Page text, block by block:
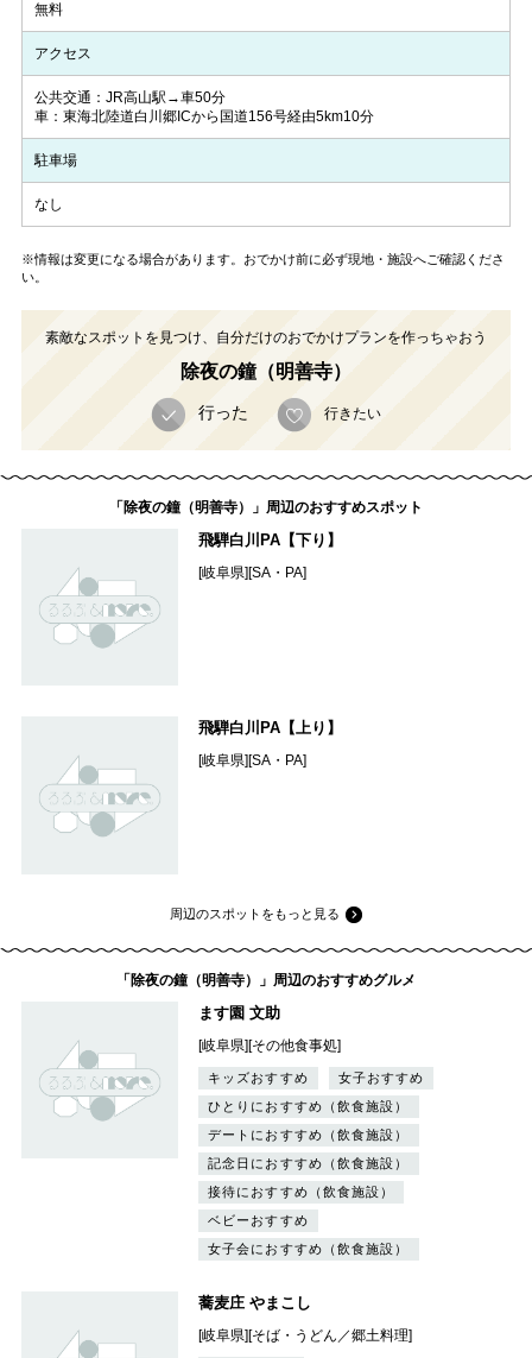
無料
アクセス
公共交通：JR高山駅→車50分
車：東海北陸道白川郷ICから国道156号経由5km10分
駐車場
なし
※情報は変更になる場合があります。おでかけ前に必ず現地・施設へご確認くださ
い。
素敵なスポットを見つけ、自分だけのおでかけプランを作っちゃおう
除夜の鐘（明善寺）
行った 行きたい
「除夜の鐘（明善寺）」周辺のおすすめスポット
飛騨白川PA【下り】
[岐阜県][SA・PA]
飛騨白川PA【上り】
[岐阜県][SA・PA]
周辺のスポットをもっと見る
「除夜の鐘（明善寺）」周辺のおすすめグルメ
ます園 文助
[岐阜県][その他食事処]
キッズおすすめ
女子おすすめ
ひとりにおすすめ（飲食施設）
デートにおすすめ（飲食施設）
記念日におすすめ（飲食施設）
接待におすすめ（飲食施設）
ベビーおすすめ
女子会におすすめ（飲食施設）
蕎麦庄 やまこし
[岐阜県][そば・うどん／郷土料理]